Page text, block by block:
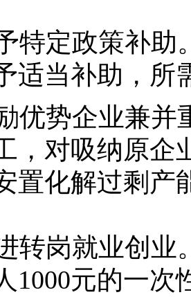
定政策补助。
适当补助，
势企业兼并
，对吸纳原企
置化解过剩产
岗就业创业
1000元的一